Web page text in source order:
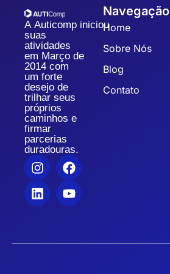
A Auticomp iniciou
suas
atividades
em Março de
2014 com
um forte
desejo de
trilhar seus
próprios
caminhos e
firmar
parcerias
duradouras.
Navegação
Home
Sobre Nós
Blog
Contato